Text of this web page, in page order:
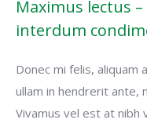
Maximus lectus
interdum
Donec mi felis, aliquam
ullam in hendrerit ante,
Vivamus vel est at nibh